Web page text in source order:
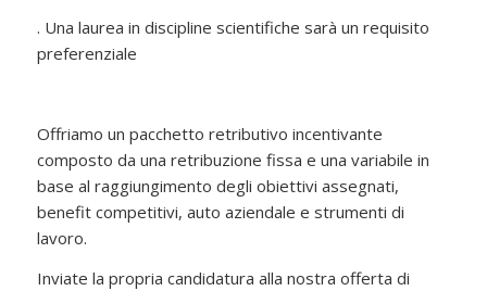
. Una laurea in discipline scientifiche sarà un requisito
preferenziale
Offriamo un pacchetto retributivo incentivante
composto da una retribuzione fissa e una variabile in
base al raggiungimento degli obiettivi assegnati,
benefit competitivi, auto aziendale e strumenti di
lavoro.
Inviate la propria candidatura alla nostra offerta di